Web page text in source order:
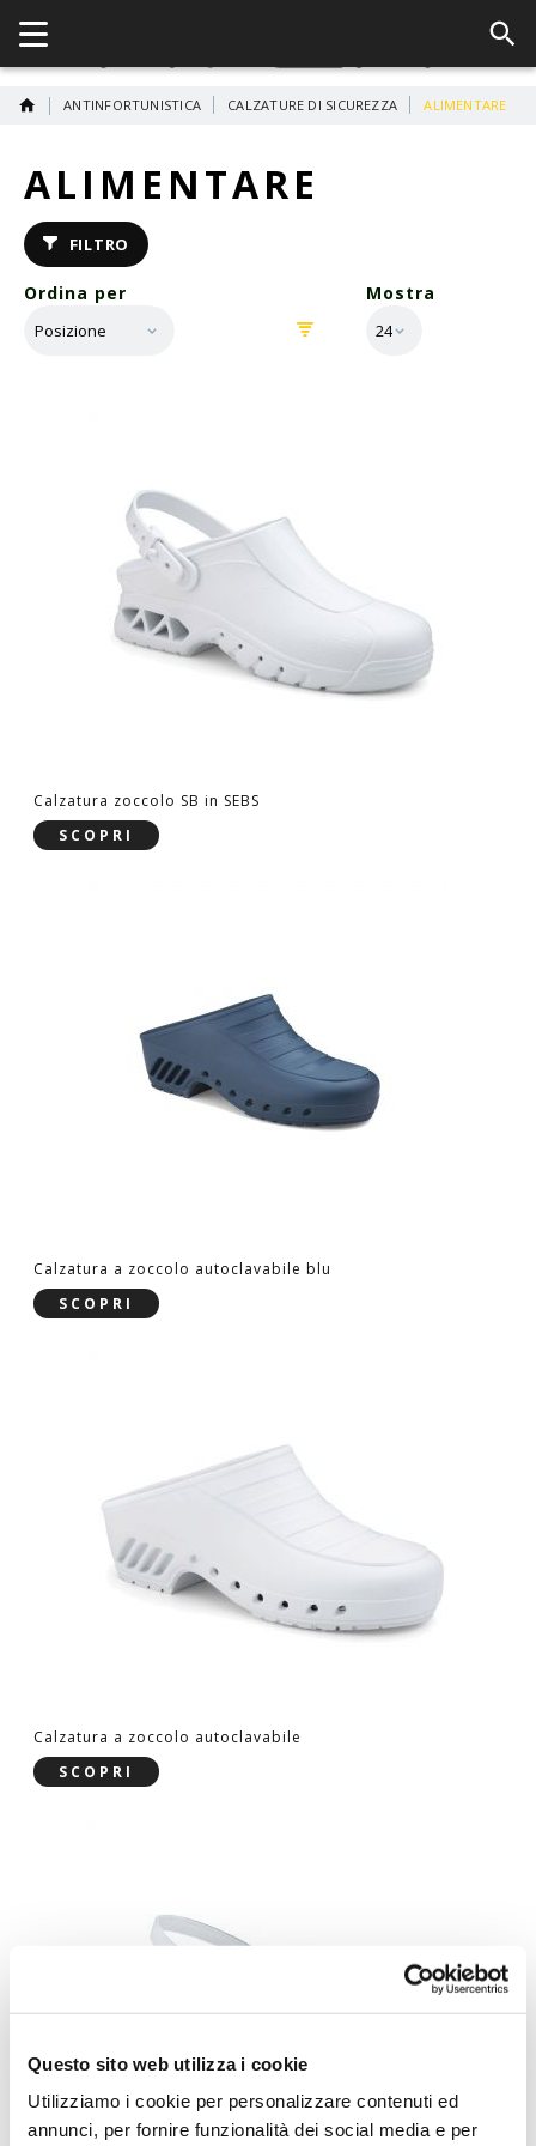
Questo sito web utilizza i cookie
Utilizziamo i cookie per personalizzare contenuti ed
annunci, per fornire funzionalità dei social media e per
ANTINFORTUNISTICA CALZATURE DI SICUREZZA ALIMENTARE
ALIMENTARE
FILTRO
Ordina per Mostra
Calzatura zoccolo SB in SEBS
SCOPRI
Calzatura a zoccolo autoclavabile blu
SCOPRI
Calzatura a zoccolo autoclavabile
SCOPRI